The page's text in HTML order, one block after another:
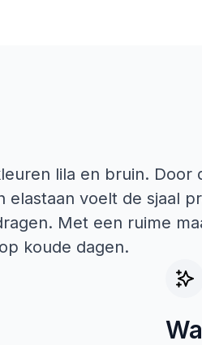
lila en bruin. Door
voelt de sjaal
Met een ruime
koude dagen.